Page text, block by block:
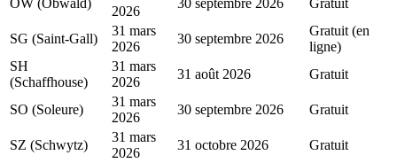
OW (Obwald)
2026
30 septembre 2026 Gratuit
SG (Saint-Gall)
31 mars
2026
30 septembre 2026
Gratuit (en
ligne)
SH
(Schaffhouse)
31 mars
2026
31 août 2026 Gratuit
SO (Soleure)
31 mars
2026
30 septembre 2026 Gratuit
SZ (Schwytz)
31 mars
2026
31 octobre 2026 Gratuit